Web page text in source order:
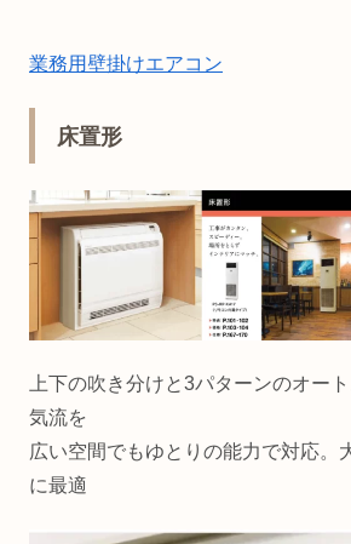
業務用壁掛けエアコン
床置形
上下の吹き分けと3パターンのオー
気流を
広い空間でもゆとりの能力で対応。
に最適